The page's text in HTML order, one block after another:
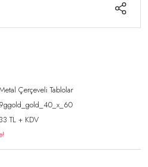
Çerçeveli Tablolar
TL + KDV